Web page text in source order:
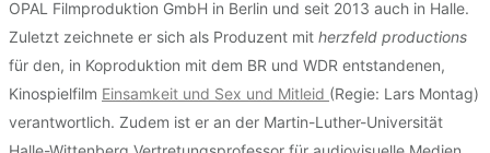
OPAL Filmproduktion GmbH in Berlin und seit 2013 auch in Halle.
Zuletzt zeichnete er sich als Produzent mit herzfeld productions
für den, in Koproduktion mit dem BR und WDR entstandenen,
Kinospielfilm Einsamkeit und Sex und Mitleid (Regie: Lars Montag)
verantwortlich. Zudem ist er an der Martin-Luther-Universität